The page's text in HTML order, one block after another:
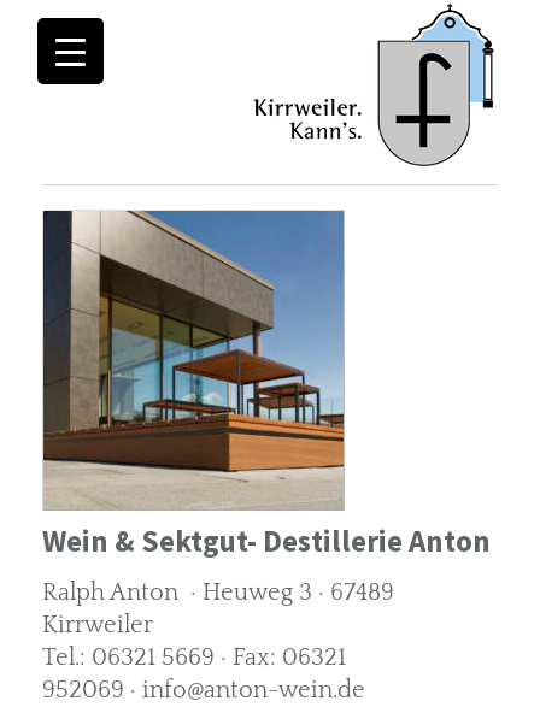
Wein & Sektgut- Destillerie Anton
Ralph Anton · Heuweg 3 · 67489
Kirrweiler
Tel.: 06321 5669 · Fax: 06321
952069 · info@anton-wein.de